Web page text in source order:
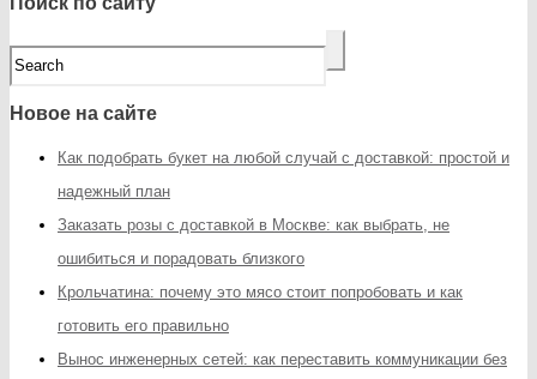
Новое на сайте
Как подобрать букет на любой случай с доставкой: простой и
надежный план
Заказать розы с доставкой в Москве: как выбрать, не
ошибиться и порадовать близкого
Крольчатина: почему это мясо стоит попробовать и как
готовить его правильно
Вынос инженерных сетей: как переставить коммуникации без